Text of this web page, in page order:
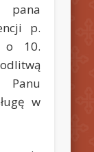
pana
p.
o 10.
w